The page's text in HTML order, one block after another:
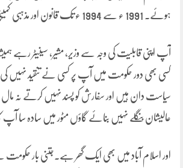
ہوئے۔ 1991 ء سے 1994 ء تک قانون اور مذہبی کمیٹی کے چیئرمین رہے
آپ اپنی قابلیت کی وجہ سے وزیر، مشیر، سینیٹر رہے
کسی بھی دور حکومت میں آپ پر کسی نے تنقید
سیاست دان ہیں اور سفارش کو پسند نہیں کرتے نہ مال
عالیشان بنگلے نہیں بنائے گاؤں مٹور میں سادہ سا آپ
اور اسلام آباد میں بھی ایک گھر ہے۔جتنی بار